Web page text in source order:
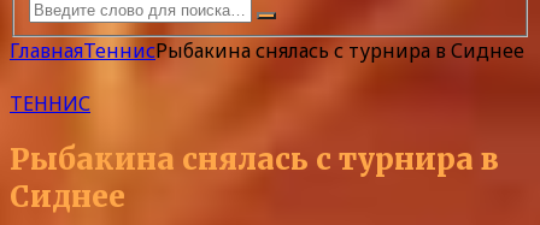
ГлавнаяТеннисРыбакина снялась с турнира в Сиднее
ТЕННИС
Рыбакина снялась с турнира в
Сиднее